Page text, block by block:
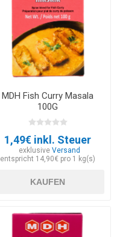
MDH Fish Curry Masala
100G
1,49€ inkl. Steuer
exklusive Versand
entspricht 14,90€ pro 1 kg(s)
KAUFEN